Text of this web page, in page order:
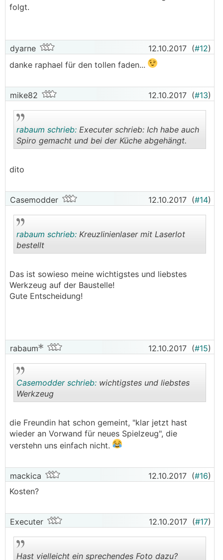
folgt.
dyarne 12.10.2017 (#12)
danke raphael für den tollen faden...
mike82 12.10.2017 (#13)
rabaum schrieb: Executer schrieb: Ich habe auch
Spiro gemacht und bei der Küche abgehängt.
dito
Casemodder 12.10.2017 (#14)
..
rabaum schrieb: Kreuzlinienlaser mit Laserlot
bestellt
Das ist sowieso meine wichtigstes und liebstes
Werkzeug auf der Baustelle!
Gute Entscheidung!
rabaum 12.10.2017 (#15)
..
Casemodder schrieb: wichtigstes und liebstes
Werkzeug
die Freundin hat schon gemeint, "klar jetzt hast
wieder an Vorwand für neues Spielzeug", die
verstehn uns einfach nicht.
mackica 12.10.2017 (#16)
Kosten?
Executer 12.10.2017 (#17)
Hast vielleicht ein sprechendes Foto dazu?